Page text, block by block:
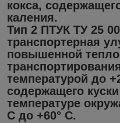
кокса,
каления.
Тип 2 ПТУК ТУ 25
транспортерная
повышенной
температурой до
содержащего
температуре
С до +60° С.